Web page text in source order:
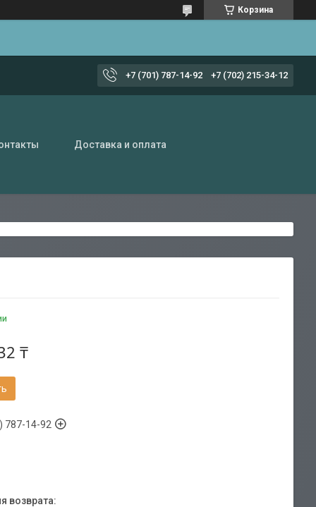
Корзина
+7 (701) 787-14-92 +7 (702) 215-34-12
Доставка и оплата
₸
787-14-92